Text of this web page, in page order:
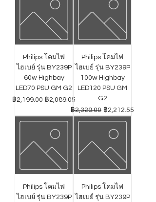
Philips โคมไฟ
ไฮเบย์ รุ่น BY239P
60w Highbay
LED70 PSU GM G2
ราคาปกติ
฿2,199.00 ราคาขายลด
฿2,089.05
Philips โคมไฟ
ไฮเบย์ รุ่น BY239P
100w Highbay
LED120 PSU GM
G2
ราคาปกติ
฿2,329.00 ราคาขายลด
฿2,212.55
Philips โคมไฟ
ไฮเบย์ รุ่น BY239P
Philips โคมไฟ
ไฮเบย์ รุ่น BY239P